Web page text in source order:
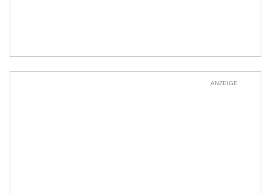
ANZEIGE